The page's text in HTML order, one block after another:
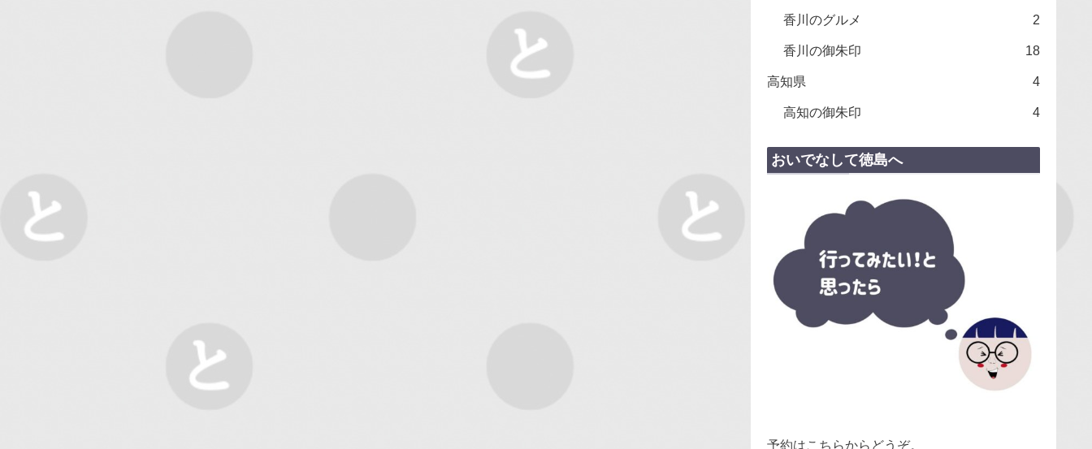
香川のグルメ 2
香川の御朱印 18
高知県 4
高知の御朱印 4
おいでなして徳島へ
予約はこちらからどうぞ。